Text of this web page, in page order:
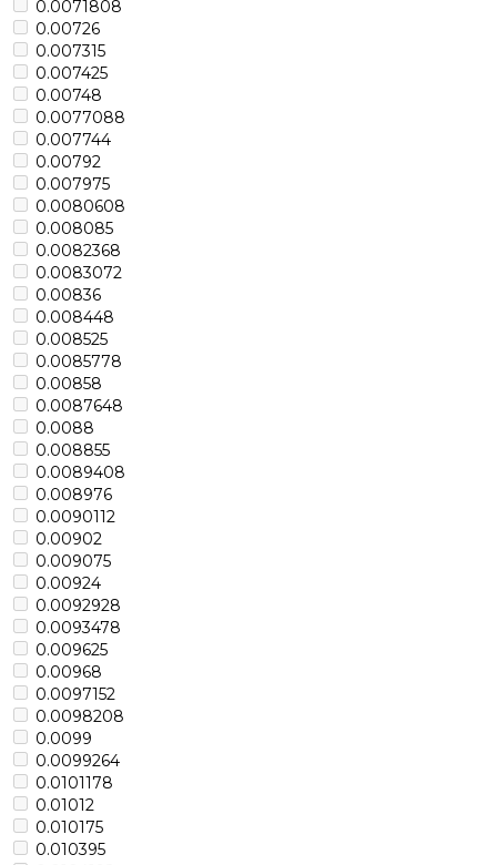
0.0071808
0.00726
0.007315
0.007425
0.00748
0.0077088
0.007744
0.00792
0.007975
0.0080608
0.008085
0.0082368
0.0083072
0.00836
0.008448
0.008525
0.0085778
0.00858
0.0087648
0.0088
0.008855
0.0089408
0.008976
0.0090112
0.00902
0.009075
0.00924
0.0092928
0.0093478
0.009625
0.00968
0.0097152
0.0098208
0.0099
0.0099264
0.0101178
0.01012
0.010175
0.010395